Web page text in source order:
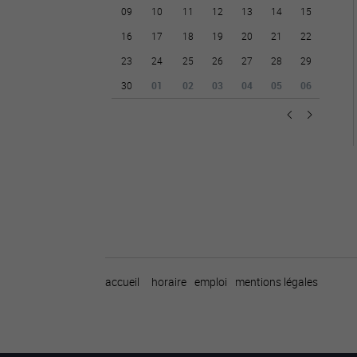
09
10 11 12 13 14
15
16
17 18 19 20 21
22
23
24 25 26 27 28
29
30
01 02 03 04 05 06
accueil horaire emploi mentions légales